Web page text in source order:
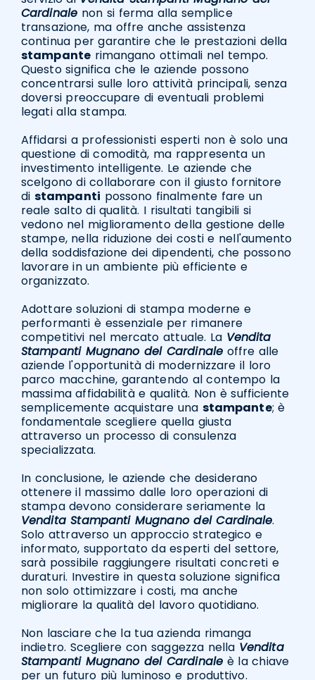
Cardinalenon si ferma alla semplice
transazione, ma offre anche assistenza
continua per garantire che le prestazioni della
stampanterimangano ottimali nel tempo.
Questo significa che le aziende possono
concentrarsi sulle loro attività principali, senza
doversi preoccupare di eventuali problemi
legati alla stampa.
Affidarsi a professionisti esperti non è solo una
questione di comodità, ma rappresenta un
investimento intelligente. Le aziende che
scelgono di collaborare con il giusto fornitore
di stampanti possono finalmente fare un
reale salto di qualità. I risultati tangibili si
vedono nel miglioramento della gestione delle
stampe, nella riduzione dei costi e nell'aumento
della soddisfazione dei dipendenti, che possono
lavorare in un ambiente più efficiente e
organizzato.
Adottare soluzioni di stampa moderne e
performanti è essenziale per rimanere
competitivi nel mercato attuale. La Vendita
Stampanti Mugnano del Cardinaleoffre alle
aziende l'opportunità di modernizzare il loro
parco macchine, garantendo al contempo la
massima affidabilità e qualità. Non è sufficiente
semplicemente acquistare una stampante; è
fondamentale scegliere quella giusta
attraverso un processo di consulenza
specializzata.
In conclusione, le aziende che desiderano
ottenere il massimo dalle loro operazioni di
stampa devono considerare seriamente la
Vendita Stampanti Mugnano del Cardinale.
Solo attraverso un approccio strategico e
informato, supportato da esperti del settore,
sarà possibile raggiungere risultati concreti e
duraturi. Investire in questa soluzione significa
non solo ottimizzare i costi, ma anche
migliorare la qualità del lavoro quotidiano.
Non lasciare che la tua azienda rimanga
indietro. Scegliere con saggezza nella Vendita
Stampanti Mugnano del Cardinaleè la chiave
per un futuro più luminoso e produttivo.